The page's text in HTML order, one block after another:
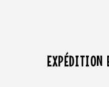
EXPÉDITION